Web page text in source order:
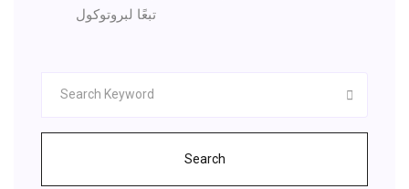
تبعًا لبروتوكول
Search